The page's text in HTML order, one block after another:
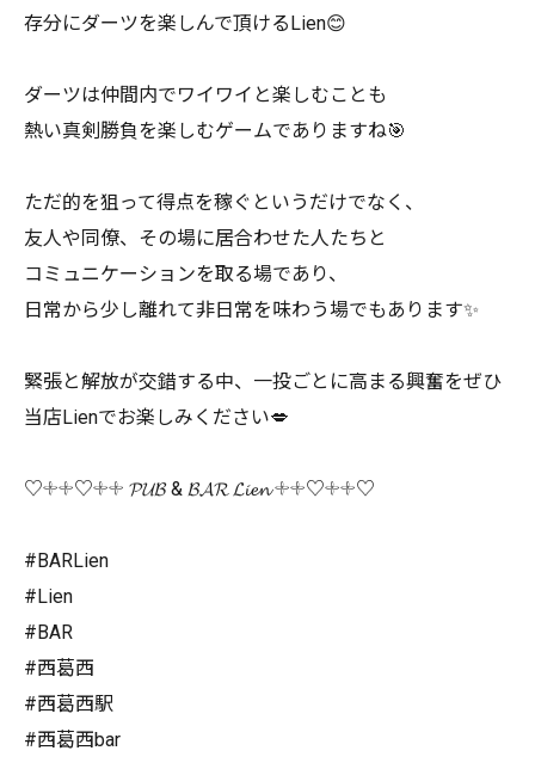
存分にダーツを楽しんで頂けるLien😊
ダーツは仲間内でワイワイと楽しむことも
熱い真剣勝負を楽しむゲームでありますね🎯
ただ的を狙って得点を稼ぐというだけでなく、
友人や同僚、その場に居合わせた人たちと
コミュニケーションを取る場であり、
日常から少し離れて非日常を味わう場でもあります✨
緊張と解放が交錯する中、一投ごとに高まる興奮をぜひ
当店Lienでお楽しみください💋
♡𓇬𓇬♡𓇬𓇬 𝓟𝓤𝓑 & 𝓑𝓐𝓡 𝓛𝓲𝓮𝓷 𓇬𓇬♡𓇬𓇬♡
#BARLien
#Lien
#BAR
#西葛西
#西葛西駅
#西葛西bar